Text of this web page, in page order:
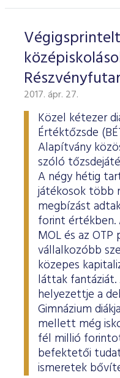
2017. ápr. 27.
Közel kétezer
Értéktőzsde
Alapítvány
szóló
A négy hétig
játékosok több
megbízást
forint értékben.
MOL és az
vállalkozóbb
közepes
láttak fantáziát.
helyezettje a
Gimnázium
mellett még
fél millió
befektetői
ismeretek